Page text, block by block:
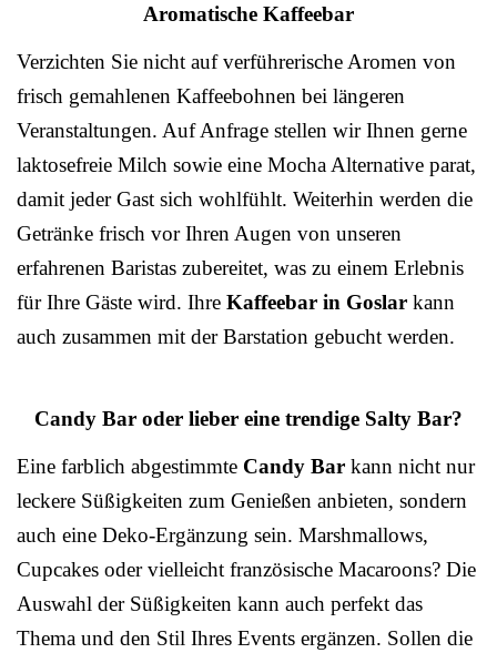
Aromatische Kaffeebar
Verzichten Sie nicht auf verführerische Aromen von
frisch gemahlenen Kaffeebohnen bei längeren
Veranstaltungen. Auf Anfrage stellen wir Ihnen gerne
laktosefreie Milch sowie eine Mocha Alternative parat,
damit jeder Gast sich wohlfühlt. Weiterhin werden die
Getränke frisch vor Ihren Augen von unseren
erfahrenen Baristas zubereitet, was zu einem Erlebnis
für Ihre Gäste wird. Ihre Kaffeebar in Goslar kann
auch zusammen mit der Barstation gebucht werden.
Candy Bar oder lieber eine trendige Salty Bar?
Eine farblich abgestimmte Candy Bar kann nicht nur
leckere Süßigkeiten zum Genießen anbieten, sondern
auch eine Deko-Ergänzung sein. Marshmallows,
Cupcakes oder vielleicht französische Macaroons? Die
Auswahl der Süßigkeiten kann auch perfekt das
Thema und den Stil Ihres Events ergänzen. Sollen die